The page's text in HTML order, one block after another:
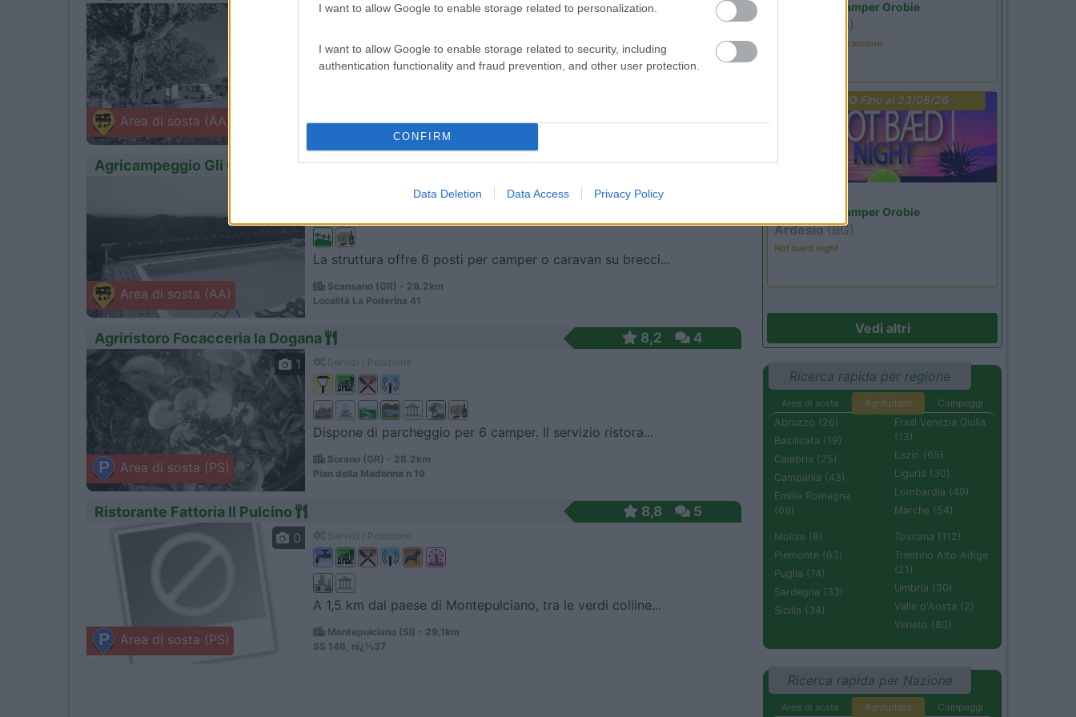
I want to allow Google to enable storage related to personalization.
I want to allow Google to enable storage related to security, including
authentication functionality and fraud prevention, and other user protection.
CONFIRM
Data Deletion Data Access Privacy Policy
Area di sosta (AA)
Loc. Citerno Vecchio, 13
Agricampeggio Gli Olmi 7 5
Area di sosta (AA)
La struttura offre 6 posti per camper o caravan su brecci...
Scansano (GR) - 28.2km
Località La Poderina 41
Agriristoro Focacceria la Dogana 8,2 4
Area di sosta (PS)
1
Dispone di parcheggio per 6 camper. Il servizio ristora...
Sorano (GR) - 28.2km
Pian della Madonna n 19
Ristorante Fattoria Il Pulcino 8,8 5
Area di sosta (PS)
0
A 1,5 km dal paese di Montepulciano, tra le verdi colline...
Montepulciano (SI) - 29.1km
SS 146, nï¿½37
Area Sosta Camper Orobie
(BG)
Caccia ai tesori arancioni
PROMO Fino al 23/08/26
Area Sosta Camper Orobie
Ardesio(BG)
Not baed night
Vedi altri
Ricerca rapida per regione
Aree di sosta Agriturismi
Campeggi
Abruzzo (26)
Basilicata (19)
Calabria (25)
Campania (43)
Emilia Romagna
(69)
Friuli Venezia Giulia
(13)
Lazio (65)
Liguria (30)
Lombardia (49)
Marche (54)
Molise (8)
Piemonte (63)
Puglia (74)
Sardegna (33)
Sicilia (34)
Toscana (112)
Trentino Alto Adige
(21)
Umbria (30)
Valle d'Aosta (2)
Veneto (80)
Ricerca rapida per Nazione
Aree di sosta Agriturismi Campeggi